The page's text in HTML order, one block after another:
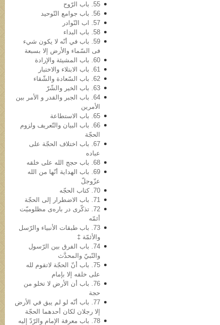
55. باب الرّوح
56. باب جوامع التّوحید
57. اب النّوادر
58. باب البداء
59. باب في أنّه لا یکون شيء
فی السّماء والأرض إلا بسبعة
60. باب المشیئة والإرادة
61. باب الابتلاء والاختبار
62. باب السّعادة والشّقاء
63. باب الخیر والشّرّ
64. باب الجبر والقدر و الأمر بین
الأمرین
65. باب الاستطاعة
66. باب البیان والتّعریف ولزوم
الحجّة
67. باب اختلاف الحجّة على
عباده
68. باب حجج الله علی خلقه
69. باب الهدایة أنّها من الله
عزّوجلّ
70. کتاب الحجّه
71. باب الاضطرار إلى الحجّة
72. تذکّری در باره‌ی مظلومیّت
أئمّه
73. باب طبقات الأنبیاء والرّسل
والأئمّة ‡
74. باب الفرق بین الرّسول
والنّبيّ والمحدَّث
75. باب أنّ الحجّة لاتقوم لله
علی خلقه إلا بإمام
76. باب أن الأرض لا تخلو من
حجة
77. باب أنّه لو لم یبق في الأرض
إلا رجلان لکان أحدهما الحجّة
78. باب معرفة الإمام والرّدّ إلیه